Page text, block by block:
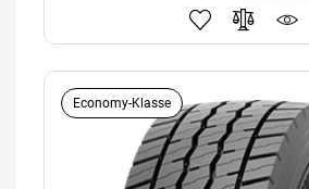
Economy-Klasse